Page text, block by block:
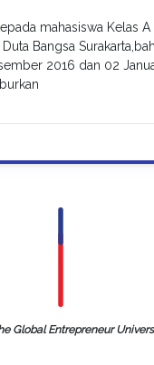
mahasiswa Kelas A
Bangsa
2016 dan 02
Global Entrepreneur